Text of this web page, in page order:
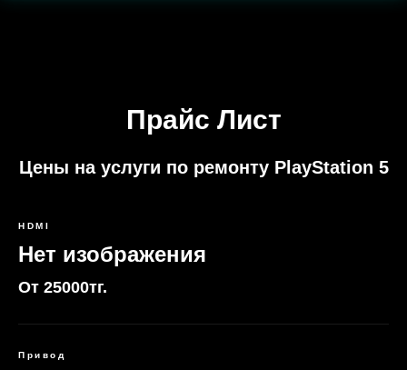
Прайс Лист
Цены на услуги по ремонту PlayStation 5
HDMI
Нет изображения
От 25000тг.
Привод